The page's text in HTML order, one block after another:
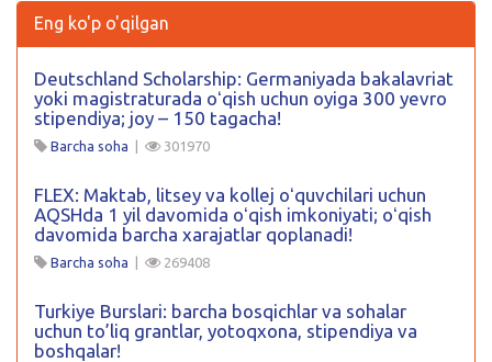
Eng ko'p o'qilgan
Deutschland Scholarship: Germaniyada bakalavriat
yoki magistraturada oʻqish uchun oyiga 300 yevro
stipendiya; joy – 150 tagacha!
Barcha soha | 301970
FLEX: Maktab, litsey va kollej oʻquvchilari uchun
AQSHda 1 yil davomida oʻqish imkoniyati; oʻqish
davomida barcha xarajatlar qoplanadi!
Barcha soha | 269408
Turkiye Burslari: barcha bosqichlar va sohalar
uchun to’liq grantlar, yotoqxona, stipendiya va
boshqalar!